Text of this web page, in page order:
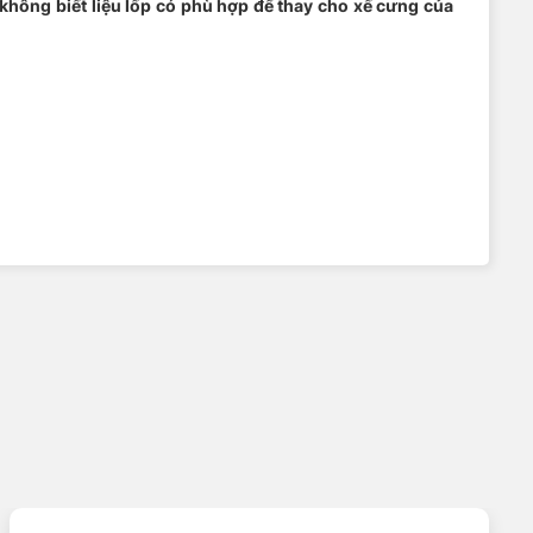
biết liệu lốp có phù hợp để thay cho xế cưng của